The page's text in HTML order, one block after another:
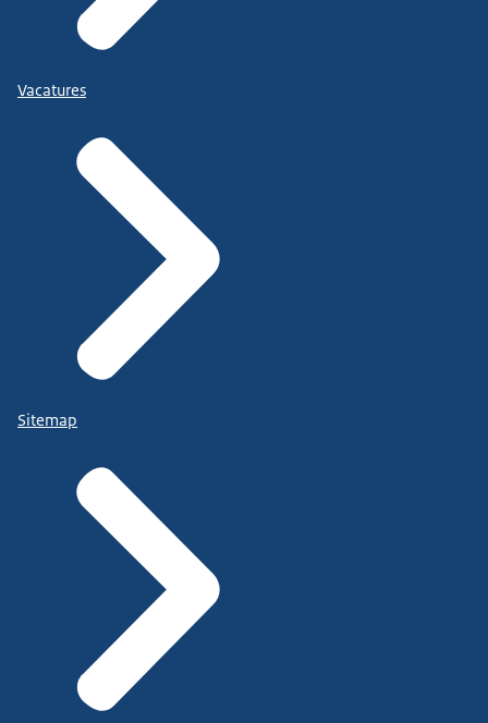
Vacatures
Sitemap